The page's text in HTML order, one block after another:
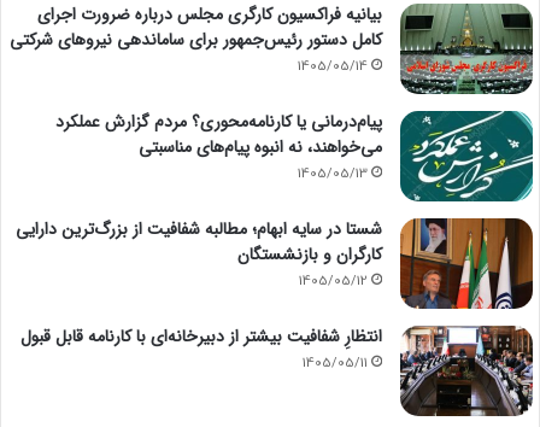
بیانیه فراکسیون کارگری مجلس درباره ضرورت اجرای
کامل دستور رئیس‌جمهور برای ساماندهی نیروهای شرکتی
1405/05/14
پیام‌درمانی یا کارنامه‌محوری؟ مردم گزارش عملکرد
می‌خواهند، نه انبوه پیام‌های مناسبتی
1405/05/13
شستا در سایه ابهام؛ مطالبه شفافیت از بزرگ‌ترین دارایی
کارگران و بازنشستگان
1405/05/12
انتظارِ شفافیت بیشتر از دبیرخانه‌ای با کارنامه قابل قبول
1405/05/11